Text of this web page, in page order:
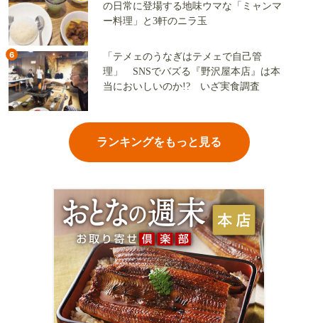
の日常に登場する地味ウマな「ミャンマ
ー料理」と3軒のニラ玉
6
「テメェのうなぎはテメェで自己管
理」 SNSでバズる『野沢屋本店』は本
当においしいのか!? いざ実食調査
ランキングをもっと見る